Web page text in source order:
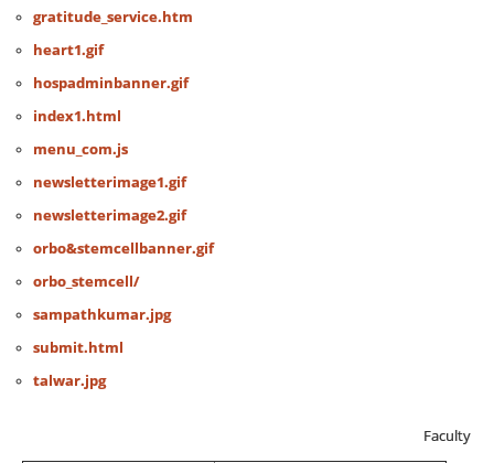
gratitude_service.htm
heart1.gif
hospadminbanner.gif
index1.html
menu_com.js
newsletterimage1.gif
newsletterimage2.gif
orbo&stemcellbanner.gif
orbo_stemcell/
sampathkumar.jpg
submit.html
talwar.jpg
Faculty